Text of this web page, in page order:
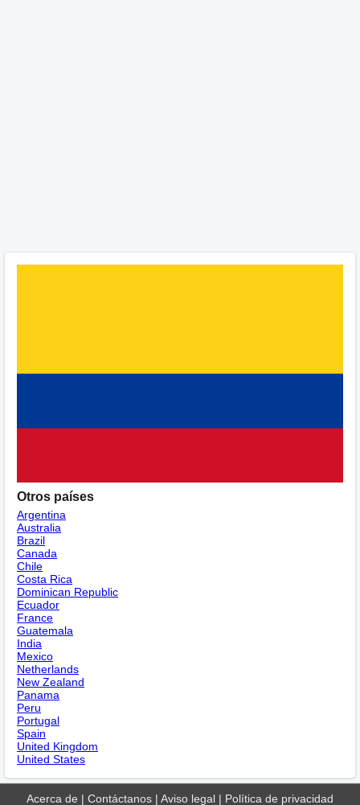
Otros países
Argentina
Australia
Brazil
Canada
Chile
Costa Rica
Dominican Republic
Ecuador
France
Guatemala
India
Mexico
Netherlands
New Zealand
Panama
Peru
Portugal
Spain
United Kingdom
United States
Acerca de | Contáctanos | Aviso legal | Política de privacidad